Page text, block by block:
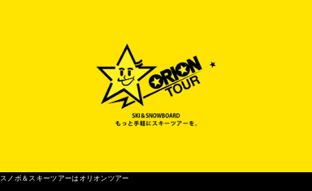
スノボ＆スキーツアーはオリオンツアー